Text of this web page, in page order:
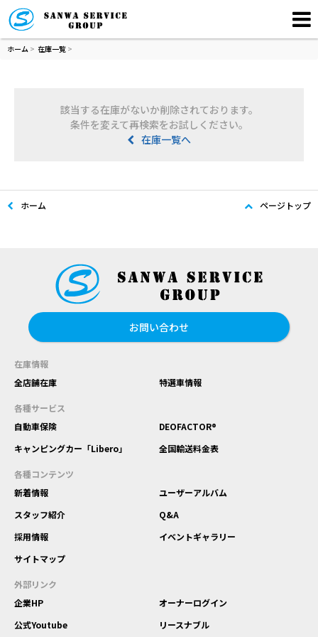
ホーム > 在庫一覧 >
該当する在庫がないか削除されております。
条件を変えて再検索をお試しください。
在庫一覧へ
ホーム ページトップ
お問い合わせ
在庫情報
全店舗在庫
特選車情報
各種サービス
自動車保険
DEOFACTOR®
キャンピングカー「Libero」
全国輸送料金表
各種コンテンツ
新着情報
ユーザーアルバム
スタッフ紹介
Q&A
採用情報
イベントギャラリー
サイトマップ
外部リンク
企業HP
オーナーログイン
公式Youtube
リースナブル